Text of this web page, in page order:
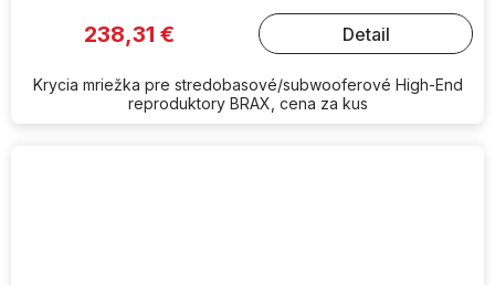
238,31 € Detail
Krycia mriežka pre stredobasové/subwooferové High-End
reproduktory BRAX, cena za kus